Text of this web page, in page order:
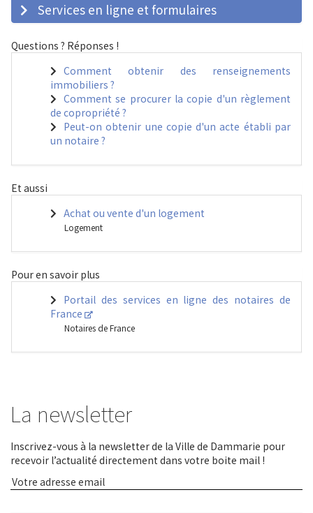
Services en ligne et formulaires
Questions ? Réponses !
Comment obtenir des renseignements
immobiliers ?
Comment se procurer la copie d'un règlement
de copropriété ?
Peut-on obtenir une copie d'un acte établi par
un notaire ?
Et aussi
Achat ou vente d'un logement
Logement
Pour en savoir plus
Portail des services en ligne des notaires de
France
Notaires de France
La newsletter
Inscrivez-vous à la newsletter de la Ville de Dammarie pour
recevoir l’actualité directement dans votre boite mail !